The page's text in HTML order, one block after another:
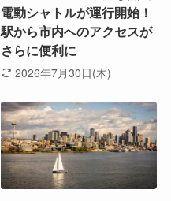
電動シャトルが運行開始！
駅から市内へのアクセスが
さらに便利に
2026年7月30日(木)